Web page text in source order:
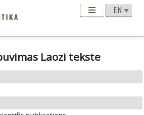
Laozi tekste